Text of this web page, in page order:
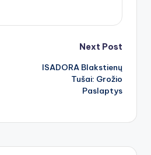
Next Post
ISADORA Blakstienų
Tušai: Grožio
Paslaptys